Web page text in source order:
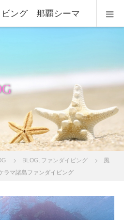
ビング 那覇シーマ
BLOG, ファンダイビング
風
マ諸島ファンダイビング